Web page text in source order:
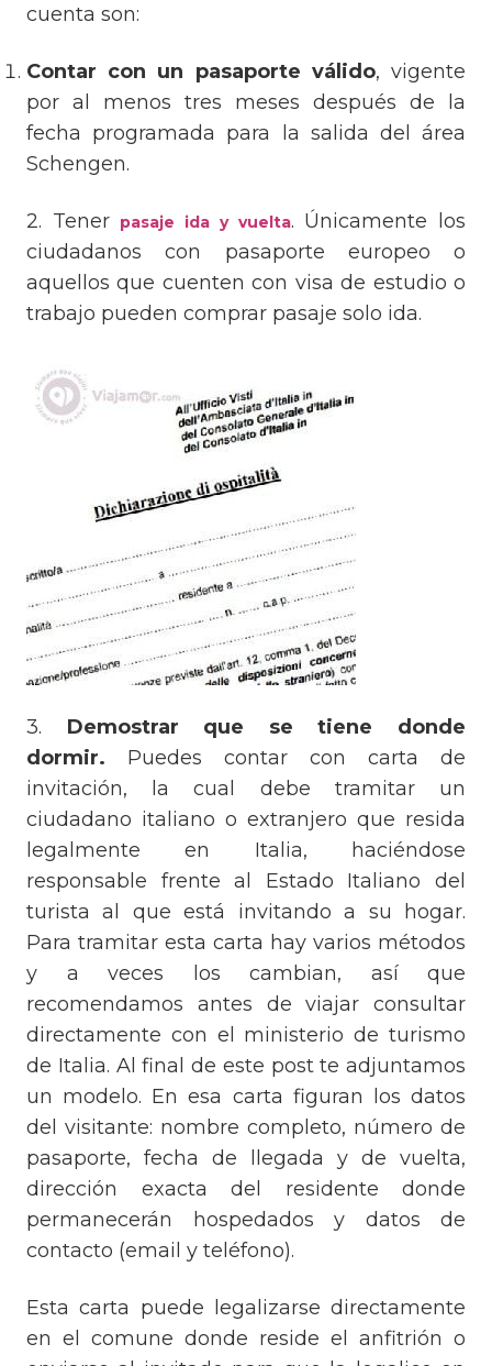
cuenta son:
Contar con un pasaporte válido, vigente
por al menos tres meses después de la
fecha programada para la salida del área
Schengen.
2. Tener pasaje ida y vuelta. Únicamente los
ciudadanos con pasaporte europeo o
aquellos que cuenten con visa de estudio o
trabajo pueden comprar pasaje solo ida.
3. Demostrar que se tiene donde
dormir. Puedes contar con carta de
invitación, la cual debe tramitar un
ciudadano italiano o extranjero que resida
legalmente en Italia, haciéndose
responsable frente al Estado Italiano del
turista al que está invitando a su hogar.
Para tramitar esta carta hay varios métodos
y a veces los cambian, así que
recomendamos antes de viajar consultar
directamente con el ministerio de turismo
de Italia. Al final de este post te adjuntamos
un modelo. En esa carta figuran los datos
del visitante: nombre completo, número de
pasaporte, fecha de llegada y de vuelta,
dirección exacta del residente donde
permanecerán hospedados y datos de
contacto (email y teléfono).
Esta carta puede legalizarse directamente
en el comune donde reside el anfitrión o